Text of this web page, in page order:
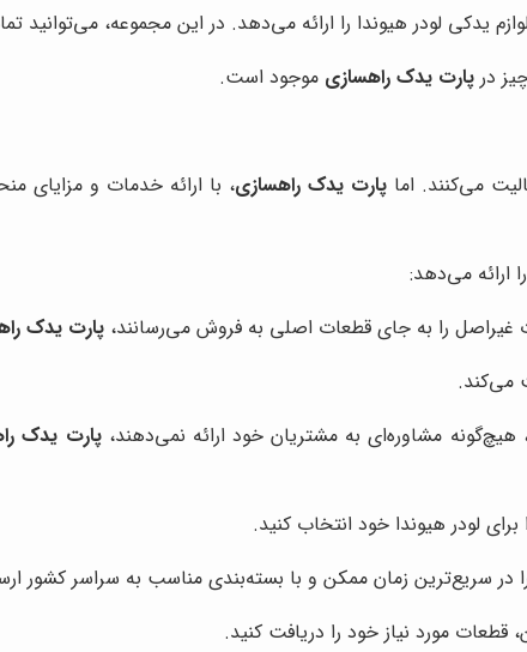
لوازم یدکی لودر هیوندا را ارائه می‌دهد. در این مجموعه، می‌توانید
در پارت یدک راهسازی موجود است.
می‌کنند. اماپارت یدک راهسازی، با ارائه خدمات و مزایای
ارائه می‌دهد:
غیراصل را به جای قطعات اصلی به فروش می‌رسانند، پارت یدک
می‌کند.
هیچ‌گونه مشاوره‌ای به مشتریان خود ارائه نمی‌دهند،پارت یدک
لودر هیوندا خود انتخاب کنید.
در سریع‌ترین زمان ممکن و با بسته‌بندی مناسب به سراسر کشور
قطعات مورد نیاز خود را دریافت کنید.